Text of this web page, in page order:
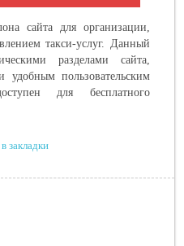
сайта для организации,
такси-услуг. Данный
разделами сайта,
пользовательским
для бесплатного
закладки